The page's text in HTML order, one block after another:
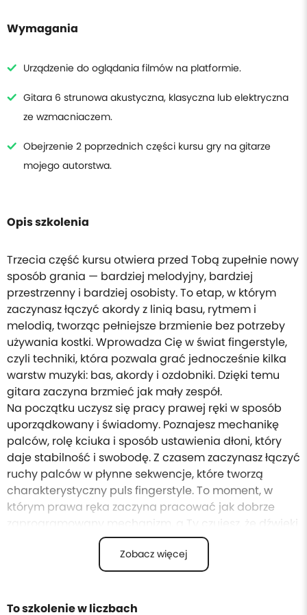
Wymagania
Urządzenie do oglądania filmów na platformie.
Gitara 6 strunowa akustyczna, klasyczna lub elektryczna
ze wzmacniaczem.
Obejrzenie 2 poprzednich części kursu gry na gitarze
mojego autorstwa.
Opis szkolenia
Trzecia część kursu otwiera przed Tobą zupełnie nowy
sposób grania — bardziej melodyjny, bardziej
przestrzenny i bardziej osobisty. To etap, w którym
zaczynasz łączyć akordy z linią basu, rytmem i
melodią, tworząc pełniejsze brzmienie bez potrzeby
używania kostki. Wprowadza Cię w świat fingerstyle,
czyli techniki, która pozwala grać jednocześnie kilka
warstw muzyki: bas, akordy i ozdobniki. Dzięki temu
gitara zaczyna brzmieć jak mały zespół.
Na początku uczysz się pracy prawej ręki w sposób
uporządkowany i świadomy. Poznajesz mechanikę
palców, rolę kciuka i sposób ustawienia dłoni, który
daje stabilność i swobodę. Z czasem zaczynasz łączyć
ruchy palców w płynne sekwencje, które tworzą
charakterystyczny puls fingerstyle. To moment, w
którym prawa ręka zaczyna pracować jak dobrze
zaprogramowany mechanizm, a Ty czujesz, że dźwięki
układają się w naturalny rytm.
Równolegle rozwijasz lewą rękę — uczysz się
precyzyjnych zmian, ozdobników, przesuwania basu i
Poznajesz podstawy konstrukcji akordów, dzięki czemu
Zobacz więcej
To szkolenie w liczbach